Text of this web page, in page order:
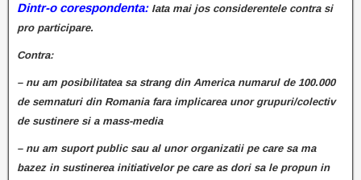
Dintr-o corespondenta: Iata mai jos considerentele contra si
pro participare.
Contra:
– nu am posibilitatea sa strang din America numarul de 100.000
de semnaturi din Romania fara implicarea unor grupuri/colectiv
de sustinere si a mass-media
– nu am suport public sau al unor organizatii pe care sa ma
bazez in sustinerea initiativelor pe care as dori sa le propun in